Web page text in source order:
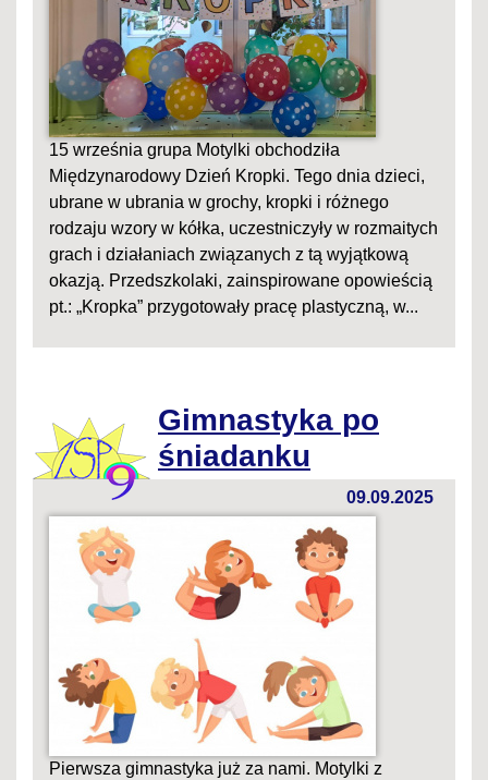
15 września grupa Motylki obchodziła
Międzynarodowy Dzień Kropki. Tego dnia dzieci,
ubrane w ubrania w grochy, kropki i różnego
rodzaju wzory w kółka, uczestniczyły w rozmaitych
grach i działaniach związanych z tą wyjątkową
okazją. Przedszkolaki, zainspirowane opowieścią
pt.: „Kropka” przygotowały pracę plastyczną, w...
Gimnastyka po
śniadanku
09.09.2025
Pierwsza gimnastyka już za nami. Motylki z